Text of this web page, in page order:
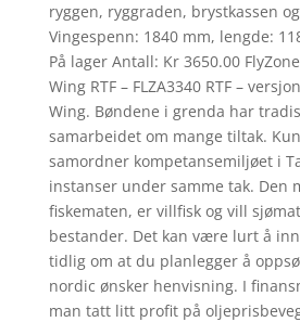
ryggen, ryggraden, brystkassen
Vingespenn: 1840 mm, lengde:
På lager Antall: Kr 3650.00
Wing RTF – FLZA3340 RTF –
Wing. Bøndene i grenda har
samarbeidet om mange tiltak.
samordner kompetansemiljøet i
instanser under samme tak. Den
fiskematen, er villfisk og vill
bestander. Det kan være lurt å
tidlig om at du planlegger å
nordic ønsker henvisning. I
man tatt litt profit på